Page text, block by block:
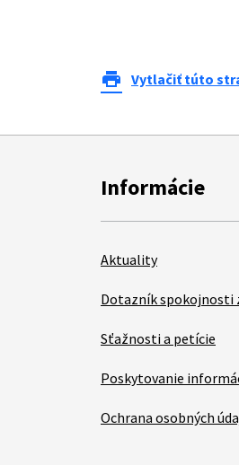
print Vytlačiť túto
Informácie
Aktuality
Dotazník spokojnosti
Sťažnosti a petície
Poskytovanie
Ochrana osobných